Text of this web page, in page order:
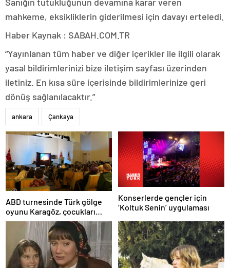
mahkeme, eksikliklerin giderilmesi için davayı erteledi.
Haber Kaynak : SABAH.COM.TR
“Yayınlanan tüm haber ve diğer içerikler ile ilgili olarak
yasal bildirimlerinizi bize iletişim sayfası üzerinden
iletiniz. En kısa süre içerisinde bildirimlerinize geri
dönüş sağlanılacaktır.”
ankara Çankaya
ABD turnesinde Türk gölge
oyunu Karagöz, çocukları
büyüledi
Konserlerde gençler için
‘Koltuk Senin’ uygulaması